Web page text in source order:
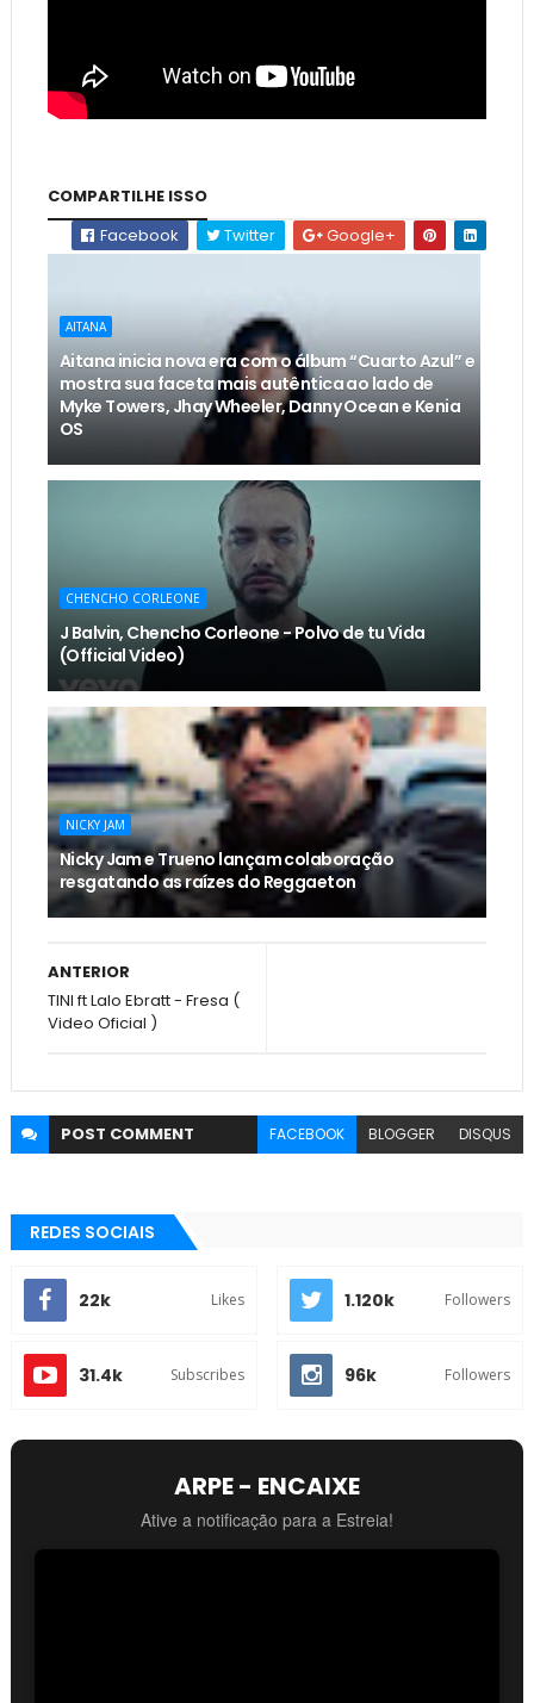
COMPARTILHE ISSO
Facebook
Twitter Google+
AITANA
Aitana inicia nova era com o álbum “Cuarto Azul” e
mostra sua faceta mais autêntica ao lado de
Myke Towers, Jhay Wheeler, Danny Ocean e Kenia
OS
CHENCHO CORLEONE
J Balvin, Chencho Corleone - Polvo de tu Vida
(Official Video)
NICKY JAM
Nicky Jam e Trueno lançam colaboração
resgatando as raízes do Reggaeton
ANTERIOR
TINI ft Lalo Ebratt - Fresa (
Video Oficial )
POST COMMENT FACEBOOK BLOGGER DISQUS
REDES SOCIAIS
22k Likes 1.120k Followers
31.4k Subscribes 96k Followers
ARPE - ENCAIXE
Ative a notificação para a Estreia!